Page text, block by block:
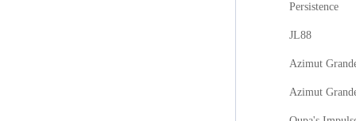
Persistence
JL88
Azimut
Azimut